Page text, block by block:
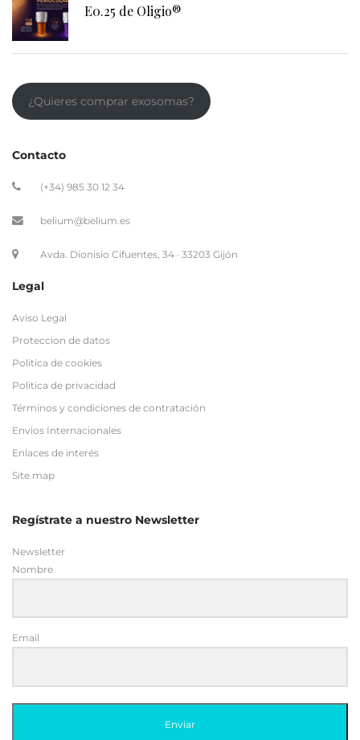
E0.25 de Oligio®
¿Quieres comprar exosomas?
Contacto
(+34) 985 30 12 34
belium@belium.es
Avda. Dionisio Cifuentes, 34 · 33203 Gijón
Legal
Aviso Legal
Proteccion de datos
Politica de cookies
Politica de privacidad
Términos y condiciones de contratación
Envios Internacionales
Enlaces de interés
Site map
Regístrate a nuestro Newsletter
Newsletter
Nombre
Email
Enviar